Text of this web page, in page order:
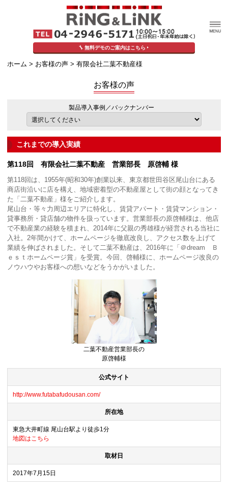
無料デモのご案内はこちら
ホーム > お客様の声 > 有限会社二葉不動産様
お客様の声
製品導入事例／バックナンバー
これまでの導入実績
第118回 有限会社二葉不動産 営業部長 原啓輔 様
第118回は、1955年(昭和30年)創業以来、東京都世田谷区尾山台にある
商店街沿いに店を構え、地域密着型の不動産屋として街の顔となってき
た「二葉不動産」様をご紹介します。
尾山台・等々力周辺エリアに特化し、賃貸アパート・賃貸マンション・
貸事務所・貸店舗の物件を扱っています。営業部長の原啓輔様は、他店
で不動産業の経験を積まれ、2014年に父親の秀雄様が経営される当社に
入社。2年間かけて、ホームページを徹底改良し、アクセス数を上げて
業績を伸ばされました。そして二葉不動産は、2016年に「＠dream Ｂ
ｅｓｔホームページ賞」を受賞。今回、啓輔様に、ホームページ改良の
ノウハウやお客様への想いなどをうかがいました。
二葉不動産営業部長の
原啓輔様
公式サイト
http://www.futabafudousan.com/
所在地
東急大井町線 尾山台駅より徒歩1分
地図はこちら
取材日
2017年7月15日